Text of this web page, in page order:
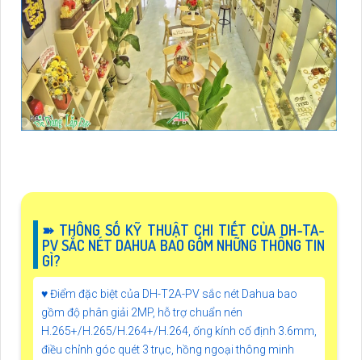
➽ THÔNG SỐ KỸ THUẬT CHI TIẾT CỦA DH-TA-
PV SẮC NÉT DAHUA BAO GỒM NHỮNG THÔNG TIN
GÌ?
♥️ Điểm đặc biệt của DH-T2A-PV sắc nét Dahua bao
gồm độ phân giải 2MP, hỗ trợ chuẩn nén
H.265+/H.265/H.264+/H.264, ống kính cố định 3.6mm,
điều chỉnh góc quét 3 trục, hồng ngoại thông minh